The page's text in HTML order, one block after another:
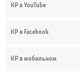
КР в YouTube
КР в Facebook
КР в мобильном